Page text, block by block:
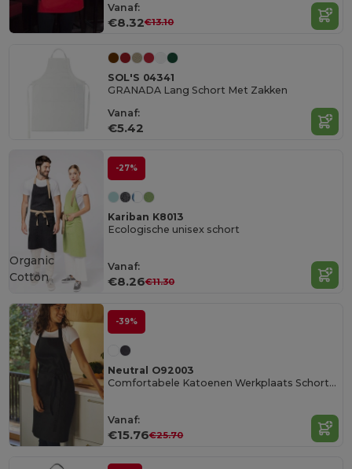
Vanaf:
€8.32€13.10
SOL'S 04341
GRANADA Lang Schort Met Zakken
Vanaf:
€5.42
-27%
Kariban K8013
Ecologische unisex schort
Vanaf:
€8.26€11.30
Organic
Cotton
-39%
Neutral O92003
Comfortabele Katoenen Werkplaats Schort voor Mannen
Vanaf:
€15.76€25.70